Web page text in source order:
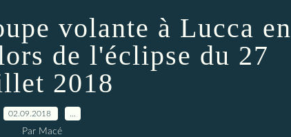
volante à Lucca en
de l'éclipse du 27
2018
02.09.2018
Par Macé